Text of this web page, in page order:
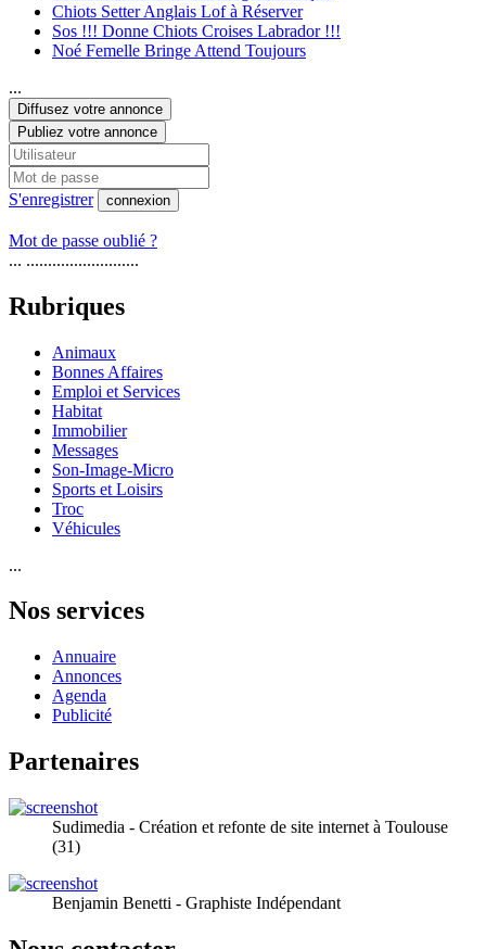
Chiots Setter Anglais Lof à Réserver
Sos !!! Donne Chiots Croises Labrador !!!
Noé Femelle Bringe Attend Toujours
...
Diffusez votre annonce
Publiez votre annonce
S'enregistrer connexion
Mot de passe oublié ?
... ..........................
Rubriques
Animaux
Bonnes Affaires
Emploi et Services
Habitat
Immobilier
Messages
Son-Image-Micro
Sports et Loisirs
Troc
Véhicules
...
Nos services
Annuaire
Annonces
Agenda
Publicité
Partenaires
Sudimedia - Création et refonte de site internet à Toulouse
(31)
Benjamin Benetti - Graphiste Indépendant